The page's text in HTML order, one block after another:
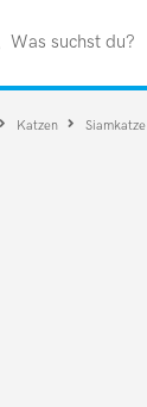
Was suchst du?
Katzen Siamkatze